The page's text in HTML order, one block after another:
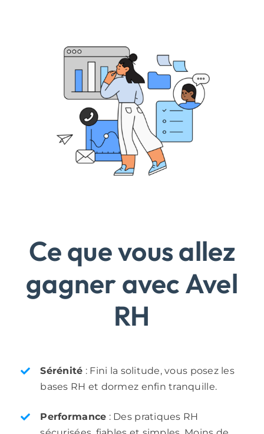
Ce que vous allez
gagner avec Avel
RH
Sérénité : Fini la solitude, vous posez les
bases RH et dormez enfin tranquille.
Performance : Des pratiques RH